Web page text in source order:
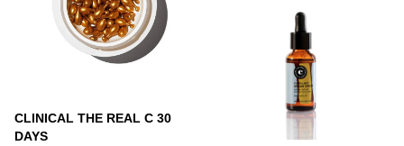
CLINICAL THE REAL C 30
DAYS